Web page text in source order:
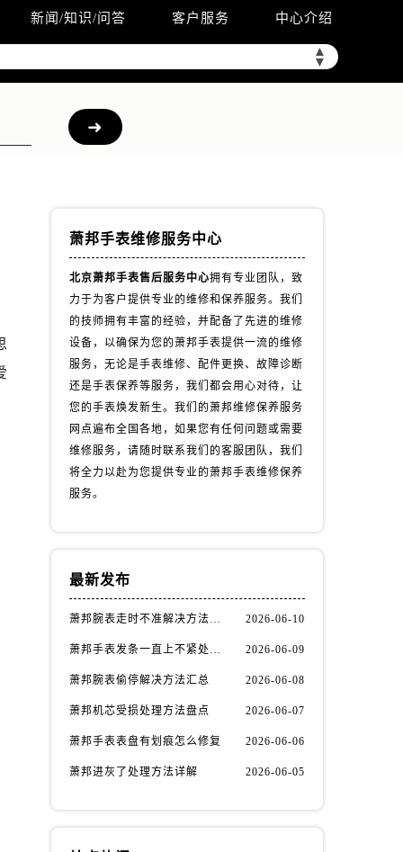
新闻/知识/问答 客户服务 中心介绍
▲
▼
萧邦手表维修服务中心
北京萧邦手表售后服务中心拥有专业团队，致
力于为客户提供专业的维修和保养服务。我们
的技师拥有丰富的经验，并配备了先进的维修
设备，以确保为您的萧邦手表提供一流的维修
服务，无论是手表维修、配件更换、故障诊断
还是手表保养等服务，我们都会用心对待，让
您的手表焕发新生。我们的萧邦维修保养服务
网点遍布全国各地，如果您有任何问题或需要
维修服务，请随时联系我们的客服团队，我们
将全力以赴为您提供专业的萧邦手表维修保养
服务。
最新发布
萧邦腕表走时不准解决方法汇总 2026-06-10
萧邦手表发条一直上不紧处理办法推荐 2026-06-09
萧邦腕表偷停解决方法汇总 2026-06-08
萧邦机芯受损处理方法盘点 2026-06-07
萧邦手表表盘有划痕怎么修复 2026-06-06
萧邦进灰了处理方法详解 2026-06-05